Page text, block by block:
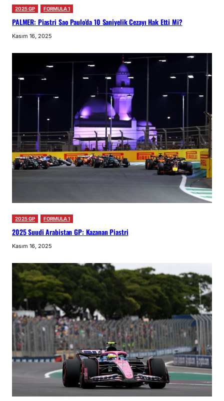
2025 GP FORMULA 1
PALMER: Piastri Sao Paulo’da 10 Saniyelik Cezayı Hak Etti Mi?
Kasım 16, 2025
2025 GP FORMULA 1
2025 Suudi Arabistan GP: Kazanan Piastri
Kasım 16, 2025